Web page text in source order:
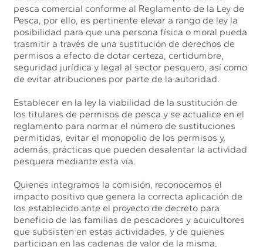
pesca comercial conforme al Reglamento de la Ley de
Pesca, por ello, es pertinente elevar a rango de ley la
posibilidad para que una persona física o moral pueda
trasmitir a través de una sustitución de derechos de
permisos a efecto de dotar certeza, certidumbre,
seguridad jurídica y legal al sector pesquero, así como
de evitar atribuciones por parte de la autoridad.
Establecer en la ley la viabilidad de la sustitución de
los titulares de permisos de pesca y se actualice en el
reglamento para normar el número de sustituciones
permitidas, evitar el monopolio de los permisos y,
además, prácticas que pueden desalentar la actividad
pesquera mediante esta vía.
Quienes integramos la comisión, reconocemos el
impacto positivo que genera la correcta aplicación de
los establecido ante el proyecto de decreto para
beneficio de las familias de pescadores y acuicultores
que subsisten en estas actividades, y de quienes
participan en las cadenas de valor de la misma,